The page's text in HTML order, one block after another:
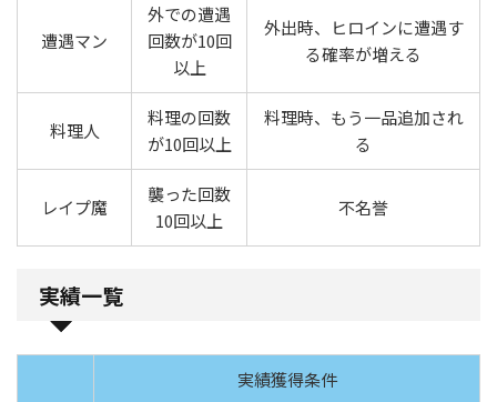
遭遇マン
外での遭遇
回数が10回
以上
外出時、ヒロインに遭遇す
る確率が増える
料理人
料理の回数
が10回以上
料理時、もう一品追加され
る
レイプ魔
襲った回数
10回以上
不名誉
実績一覧
実績獲得条件